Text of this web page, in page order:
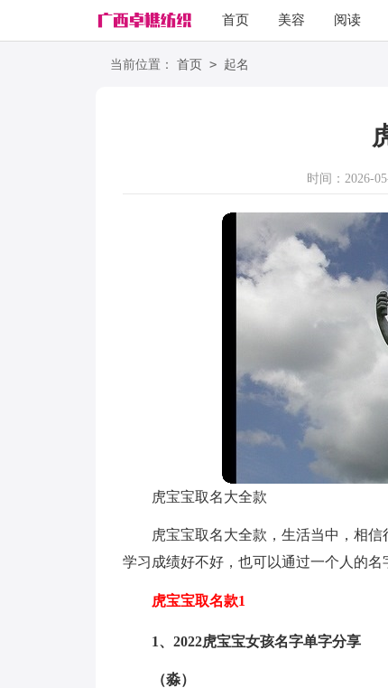
首页 美容 阅读
励志
当前位置： 首页 > 起名
时间：2026-
虎宝宝取名大全款
虎宝宝取名大全款，生活当中，相
学习成绩好不好，也可以通过一个人的名
虎宝宝取名款1
1、2022虎宝宝女孩名字单字分享
（淼）